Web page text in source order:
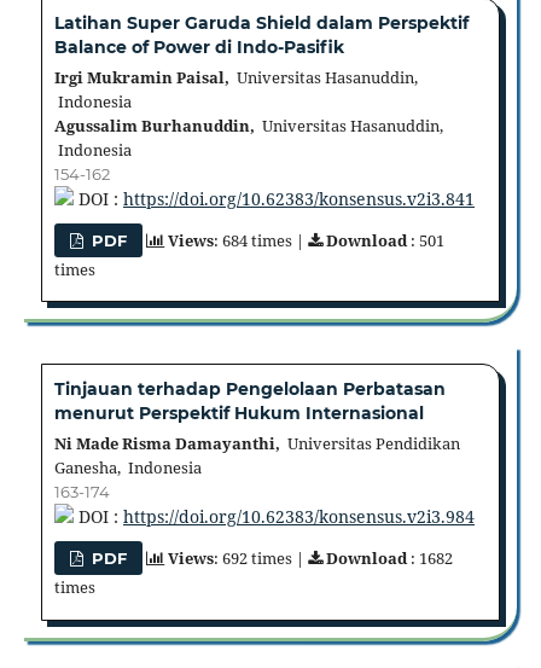
Latihan Super Garuda Shield dalam Perspektif
Balance of Power di Indo-Pasifik
Irgi Mukramin Paisal, Universitas Hasanuddin,
Indonesia
Agussalim Burhanuddin, Universitas Hasanuddin,
Indonesia
154-162
DOI : https://doi.org/10.62383/konsensus.v2i3.841
PDF Views: 684 times | Download: 501
times
Tinjauan terhadap Pengelolaan Perbatasan
menurut Perspektif Hukum Internasional
Ni Made Risma Damayanthi, Universitas Pendidikan
Ganesha, Indonesia
163-174
DOI : https://doi.org/10.62383/konsensus.v2i3.984
PDF Views: 692 times | Download: 1682
times